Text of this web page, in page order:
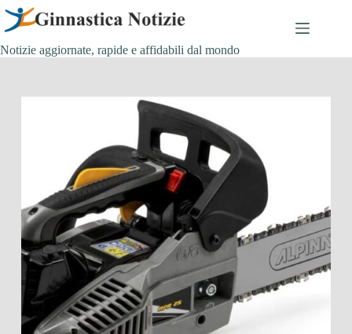
Salta
contenuto
Notizie aggiornate, rapide e affidabili dal mondo